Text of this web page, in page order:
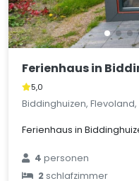
Ferienhaus in
5,0
Biddinghuizen,
Ferienhaus in
4personen
2schlafzimmer